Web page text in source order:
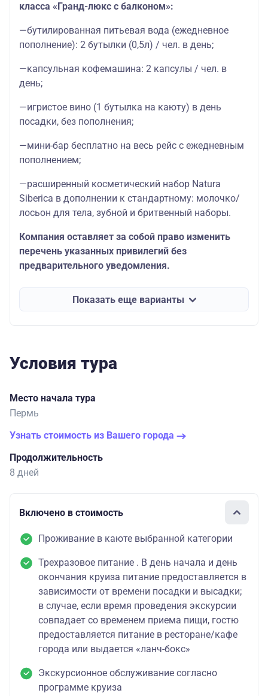
класса «Гранд-люкс с балконом»:
—бутилированная питьевая вода (ежедневное
пополнение): 2 бутылки (0,5л) / чел. в день;
—капсульная кофемашина: 2 капсулы / чел. в
день;
—игристое вино (1 бутылка на каюту) в день
посадки, без пополнения;
—мини-бар бесплатно на весь рейс с ежедневным
пополнением;
—расширенный косметический набор Natura
Siberica в дополнении к стандартному: молочко/
лосьон для тела, зубной и бритвенный наборы.
Компания оставляет за собой право изменить
перечень указанных привилегий без
предварительного уведомления.
Показать еще варианты
Условия тура
Место начала тура
Пермь
Узнать стоимость из Вашего города
Продолжительность
8 дней
Включено в стоимость
Проживание в каюте выбранной категории
Трехразовое питание . В день начала и день
окончания круиза питание предоставляется в
зависимости от времени посадки и высадки;
в случае, если время проведения экскурсии
совпадает со временем приема пищи, гостю
предоставляется питание в ресторане/кафе
города или выдается «ланч-бокс»
Экскурсионное обслуживание согласно
программе круиза